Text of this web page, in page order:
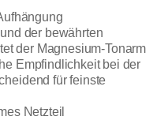
der bewährten
der Magnesium-Tonarm
Empfindlichkeit bei der
für feinste
Netzteil